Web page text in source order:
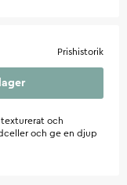
Prishistorik
texturerat och
och ge en djup